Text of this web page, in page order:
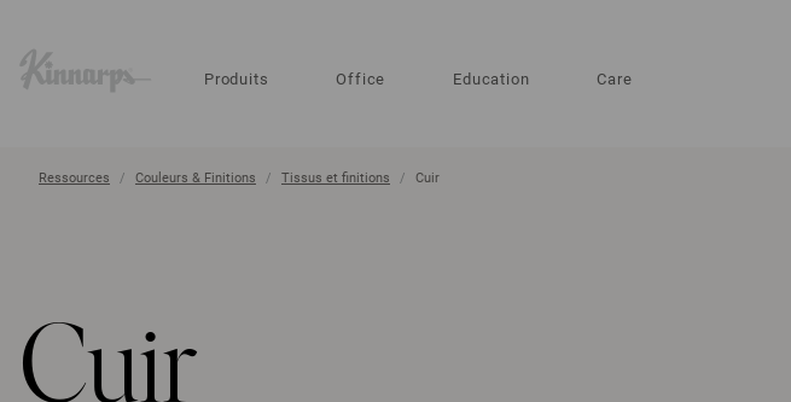
Produits Office Education Care
Ressources Couleurs & Finitions Tissus et finitions Cuir
Cuir